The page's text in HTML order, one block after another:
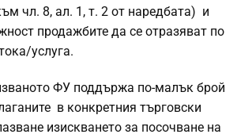
чл. 8, ал. 1, т. 2 от наредбата) и
продажбите да се отразяват по
услуга.
ФУ поддържа по-малък брой
в конкретния търговски
изискването за посочване на